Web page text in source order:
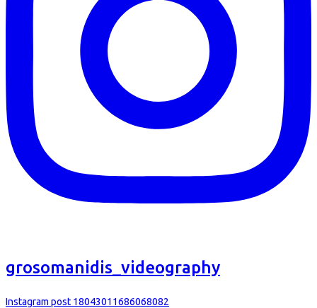
grosomanidis_videography
Instagram post 18043011686068082